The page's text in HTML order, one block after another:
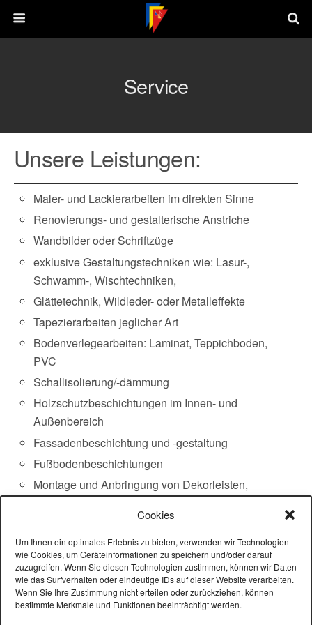
Cookies
Um Ihnen ein optimales Erlebnis zu bieten, verwenden wir Technologien
wie Cookies, um Geräteinformationen zu speichern und/oder darauf
zuzugreifen. Wenn Sie diesen Technologien zustimmen, können wir Daten
wie das Surfverhalten oder eindeutige IDs auf dieser Website verarbeiten.
Wenn Sie Ihre Zustimmung nicht erteilen oder zurückziehen, können
bestimmte Merkmale und Funktionen beeinträchtigt werden.
Service
Unsere Leistungen:
Maler- und Lackierarbeiten im direkten Sinne
Renovierungs- und gestalterische Anstriche
Wandbilder oder Schriftzüge
exklusive Gestaltungstechniken wie: Lasur-,
Schwamm-, Wischtechniken,
Glättetechnik, Wildleder- oder Metalleffekte
Tapezierarbeiten jeglicher Art
Bodenverlegearbeiten: Laminat, Teppichboden,
PVC
Schallisolierung/-dämmung
Holzschutzbeschichtungen im Innen- und
Außenbereich
Fassadenbeschichtung und -gestaltung
Fußbodenbeschichtungen
Montage und Anbringung von Dekorleisten,
Marmor-, Holz- und Sandsteinimitation
Industrieanstriche